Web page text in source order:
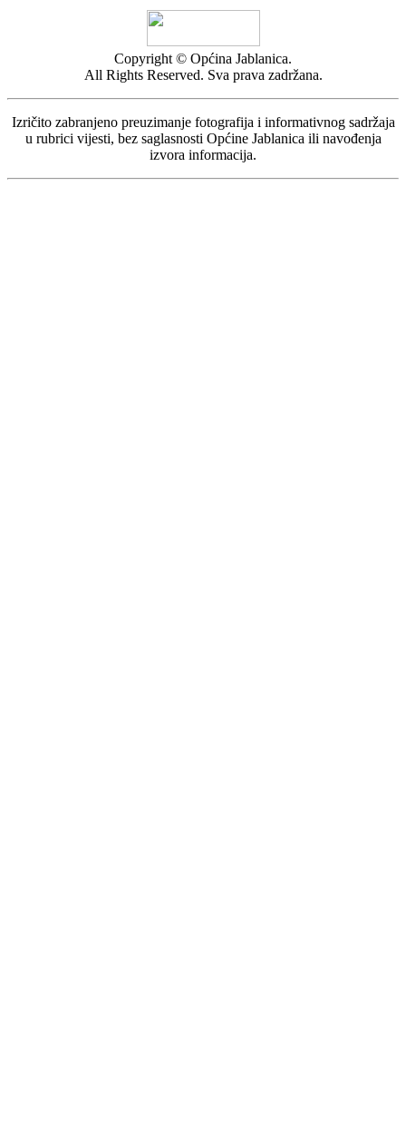
Copyright © Općina Jablanica.
All Rights Reserved. Sva prava zadržana.
Izričito zabranjeno preuzimanje fotografija i informativnog sadržaja
u rubrici vijesti, bez saglasnosti Općine Jablanica ili navođenja
izvora informacija.